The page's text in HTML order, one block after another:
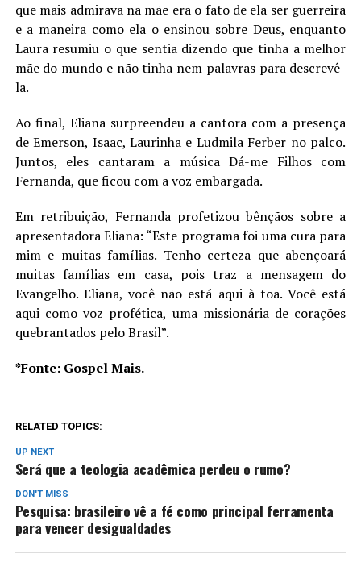
que mais admirava na mãe era o fato de ela ser guerreira
e a maneira como ela o ensinou sobre Deus, enquanto
Laura resumiu o que sentia dizendo que tinha a melhor
mãe do mundo e não tinha nem palavras para descrevê-
la.
Ao final, Eliana surpreendeu a cantora com a presença
de Emerson, Isaac, Laurinha e Ludmila Ferber no palco.
Juntos, eles cantaram a música Dá-me Filhos com
Fernanda, que ficou com a voz embargada.
Em retribuição, Fernanda profetizou bênçãos sobre a
apresentadora Eliana: “Este programa foi uma cura para
mim e muitas famílias. Tenho certeza que abençoará
muitas famílias em casa, pois traz a mensagem do
Evangelho. Eliana, você não está aqui à toa. Você está
aqui como voz profética, uma missionária de corações
quebrantados pelo Brasil”.
*Fonte: Gospel Mais.
RELATED TOPICS:
UP NEXT
Será que a teologia acadêmica perdeu o rumo?
DON'T MISS
Pesquisa: brasileiro vê a fé como principal ferramenta
para vencer desigualdades